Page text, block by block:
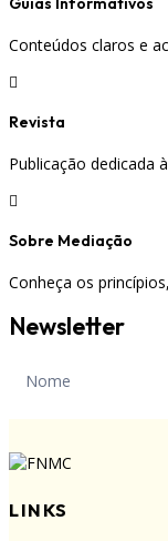
Conteúdos claros e

Revista
Publicação dedicada

Sobre Mediação
Conheça os
Newsletter
LINKS